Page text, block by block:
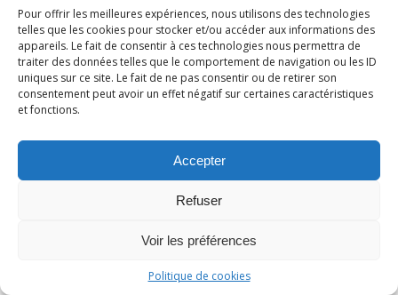
Pour offrir les meilleures expériences, nous utilisons des technologies
telles que les cookies pour stocker et/ou accéder aux informations des
appareils. Le fait de consentir à ces technologies nous permettra de
traiter des données telles que le comportement de navigation ou les ID
uniques sur ce site. Le fait de ne pas consentir ou de retirer son
consentement peut avoir un effet négatif sur certaines caractéristiques
et fonctions.
Accepter
Refuser
Voir les préférences
Politique de cookies
Dr Carole AMSALLEMResponsable médicale
CESU80, CHU Amiens-Picardie